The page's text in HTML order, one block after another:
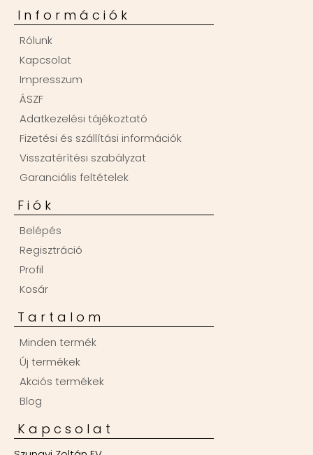
Információk
Rólunk
Kapcsolat
Impresszum
ÁSZF
Adatkezelési tájékoztató
Fizetési és szállítási információk
Visszatérítési szabályzat
Garanciális feltételek
Fiók
Belépés
Regisztráció
Profil
Kosár
Tartalom
Minden termék
Új termékek
Akciós termékek
Blog
Kapcsolat